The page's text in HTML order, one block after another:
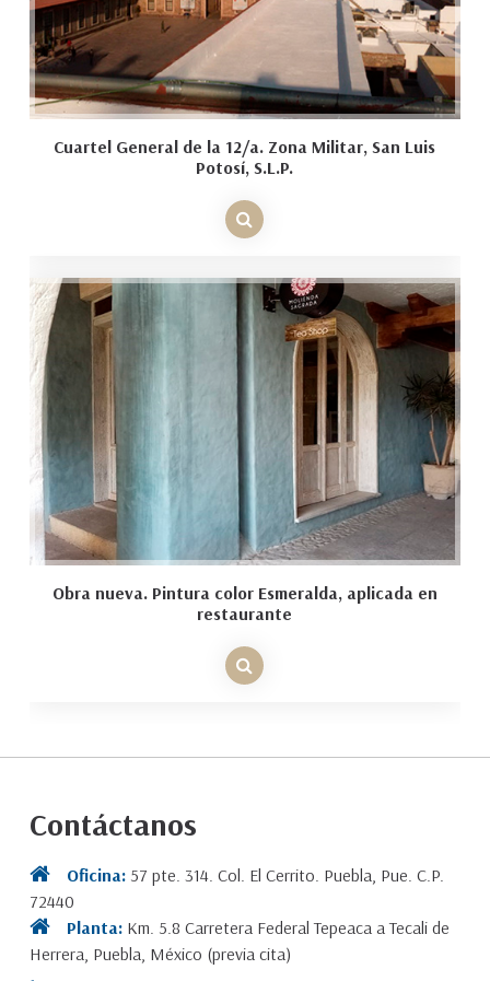
Cuartel General de la 12/a. Zona Militar, San Luis
Potosí, S.L.P.
Obra nueva. Pintura color Esmeralda, aplicada en
restaurante
Contáctanos
Oficina:57 pte. 314. Col. El Cerrito. Puebla, Pue. C.P.
72440
Planta:Km. 5.8 Carretera Federal Tepeaca a Tecali de
Herrera, Puebla, México (previa cita)